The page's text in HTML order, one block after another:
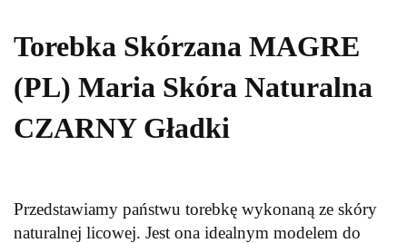
Torebka Skórzana MAGRE
(PL) Maria Skóra Naturalna
CZARNY Gładki
Przedstawiamy państwu torebkę wykonaną ze skóry
naturalnej licowej. Jest ona idealnym modelem do